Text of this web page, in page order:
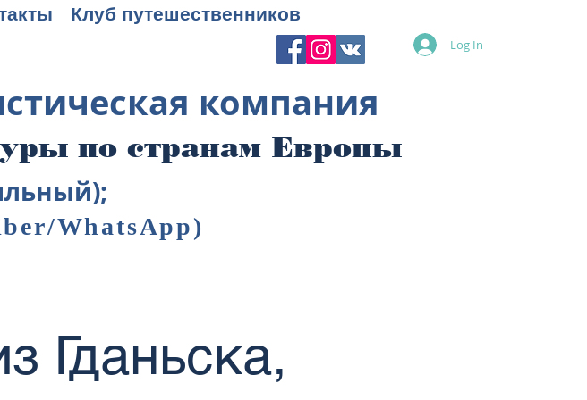
Клуб путешественников
Log In
компания
WhatsApp)
по странам Европы
Гданьска,